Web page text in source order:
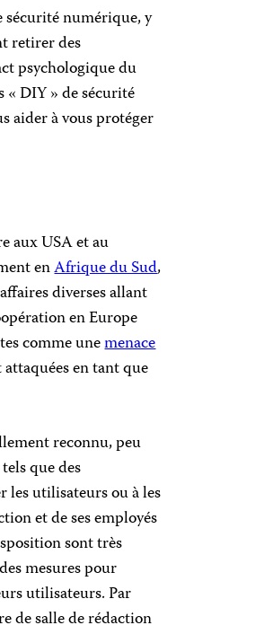
sécurité numérique, y
retirer des
psychologique du
« DIY » de sécurité
aider à vous protéger
aux USA et au
enAfrique du Sud,
diverses allant
en Europe
comme unemenace
en tant que
reconnu, peu
que des
les utilisateurs ou à les
et de ses employés
sont très
mesures pour
utilisateurs. Par
de salle de rédaction